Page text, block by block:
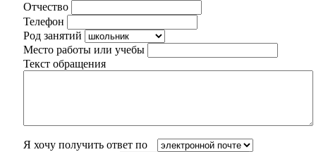
Отчество
Телефон
Род занятий
Место работы или учебы
Текст обращения
Я хочу получить ответ по